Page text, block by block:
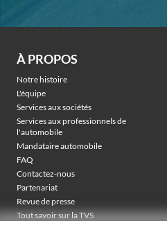
À PROPOS
Notre histoire
L'équipe
Services aux sociétés
Services aux professionnels de
l'automobile
Mandataire automobile
FAQ
Contactez-nous
Partenariat
Revue de presse
Tout savoir sur la TVS